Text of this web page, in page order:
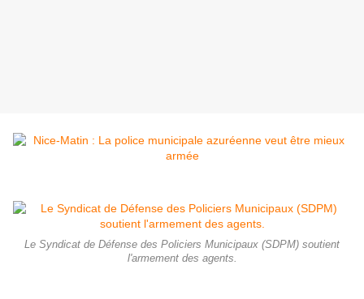
Le Syndicat de Défense des Policiers Municipaux (SDPM) soutient
l'armement des agents.